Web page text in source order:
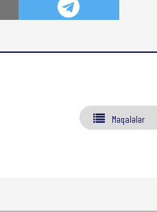
Məqalələr